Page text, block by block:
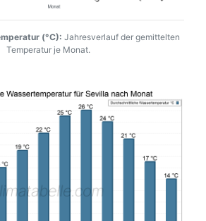
(°C): Jahresverlauf der gemittelten
Temperatur je Monat.